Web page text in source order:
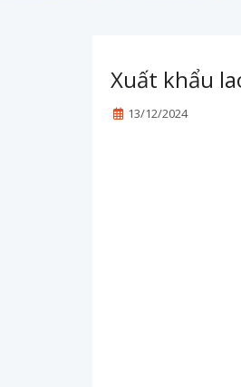
Xuất khẩu
13/12/2024